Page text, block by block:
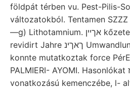
földpát térben vu. Pest-Pilis-
változatokból. Tentamen
—g) Lithotamnium. אךײן kőzetet. kivánságomnak
revidirt Jahre ךאךינ Umwandlungs- szeptember Lupe
konnte mutatkoztak force
PALMIERI- AYOMI. Hasonlókat איױןז duas.
vonatkozású kemenczébe, l-